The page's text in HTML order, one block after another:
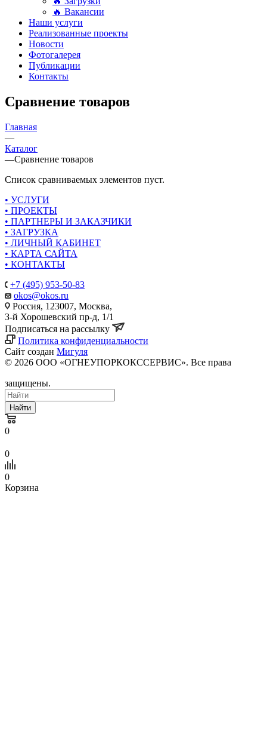
🔥 Вакансии
Наши услуги
Реализованные проекты
Новости
Фотогалерея
Публикации
Контакты
Сравнение товаров
Главная
—
Каталог
—Сравнение товаров
Список сравниваемых элементов пуст.
• УСЛУГИ
• ПРОЕКТЫ
• ПАРТНЕРЫ И ЗАКАЗЧИКИ
• ЗАГРУЗКА
• ЛИЧНЫЙ КАБИНЕТ
• КАРТА САЙТА
• КОНТАКТЫ
+7 (495) 953-50-83
okos@okos.ru
Россия, 123007, Москва,
З-й Хорошевский пр-д, 1/1
Подписаться на рассылку
Политика конфиденциальности
Сайт создан Мигуля
© 2026 ООО «ОГНЕУПОРКОКССЕРВИС». Все права
защищены.
Найти
0
0
0
Корзина